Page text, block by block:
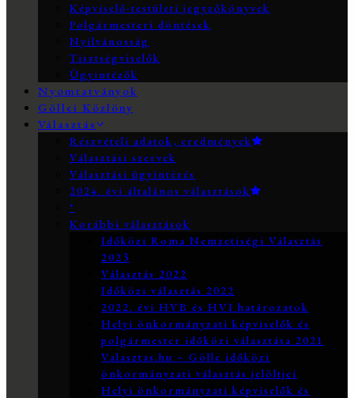
Képviselő-testületi jegyzőkönyvek
Polgármesteri döntések
Nyilvánosság
Tisztségviselők
Ügyintézők
Nyomtatványok
Göllei Közlöny
Választás
Részvételi adatok, eredmények
Választási szervek
Választási ügyintézés
2024. évi általános választások
*
Korábbi választások
Időközi Roma Nemzetiségi Választás
2023
Választás 2022
Időközi választás 2022
2022. évi HVB és HVI határozatok
Helyi önkormányzati képviselők és
polgármester időközi választása 2021
Valasztas.hu – Gölle időközi
önkormányzati választás jelöltjei
Helyi önkormányzati képviselők és